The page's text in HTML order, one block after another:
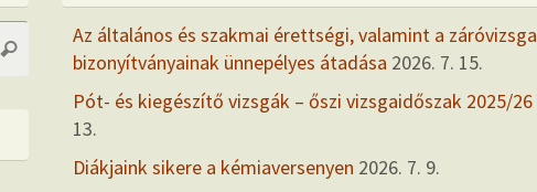
Search
Search
Az általános és szakmai érettségi, valamint a záróvizsga
bizonyítványainak ünnepélyes átadása 2026. 7. 15.
Pót- és kiegészítő vizsgák – őszi vizsgaidőszak 2025/26
13.
Diákjaink sikere a kémiaversenyen 2026. 7. 9.